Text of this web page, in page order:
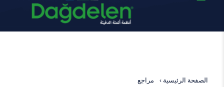
الصفحة الرئيسية مراجع